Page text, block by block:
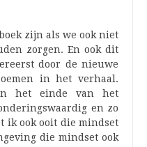
zijn als we ook niet
zorgen. En ook dit
door de nieuwe
in het verhaal.
het einde van het
en zo
ik ook ooit die mindset
die mindset ook